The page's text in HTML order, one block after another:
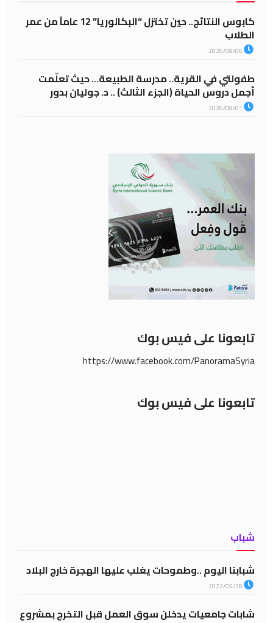
كابوس النتائج.. حين تختزل “البكالوريا” 12 عاماً من عمر
الطلاب
طفولتي في القرية.. مدرسة الطبيعة… حيث تعلّمت
أجمل دروس الحياة (الجزء الثالث) .. د. جوليان بدور
تابعونا على فيس بوك
https://www.facebook.com/PanoramaSyria
تابعونا على فيس بوك
شباب
شبابنا اليوم ..وطموحات يغلب عليها الهجرة خارج البلاد
شابات جامعيات يدخلن سوق العمل قبل التخرج بمشروع